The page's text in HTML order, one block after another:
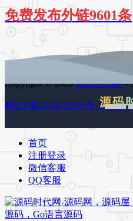
免费发布外链9601条
Copyright © 2026源码时代网-
赣ICP备2024033506号-1百度地图
源码
首页
注册登录
微信客服
QQ客服